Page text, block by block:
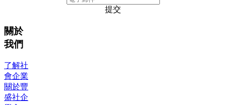
提交
關於
我們
了解社
會企業
關於豐
盛社企